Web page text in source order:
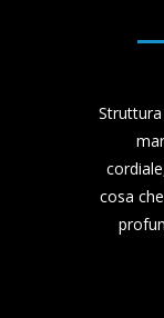
cosa